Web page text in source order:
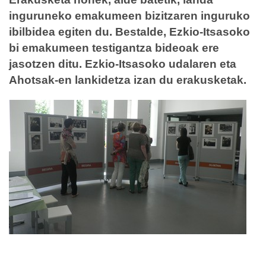
inguruneko emakumeen bizitzaren inguruko
ibilbidea egiten du. Bestalde, Ezkio-Itsasoko
bi emakumeen testigantza bideoak ere
jasotzen ditu. Ezkio-Itsasoko udalaren eta
Ahotsak-en lankidetza izan du erakusketak.